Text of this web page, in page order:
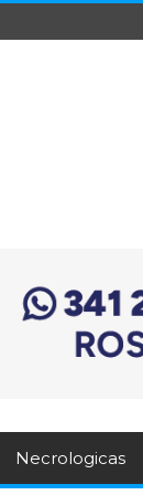
Necrologicas